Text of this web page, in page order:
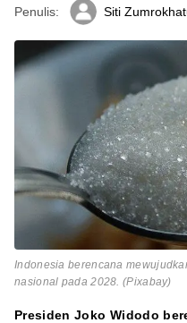
Penulis: Siti
Indonesia berencana
nasional pada 2028. (Pixabay)
Presiden Joko Widodo